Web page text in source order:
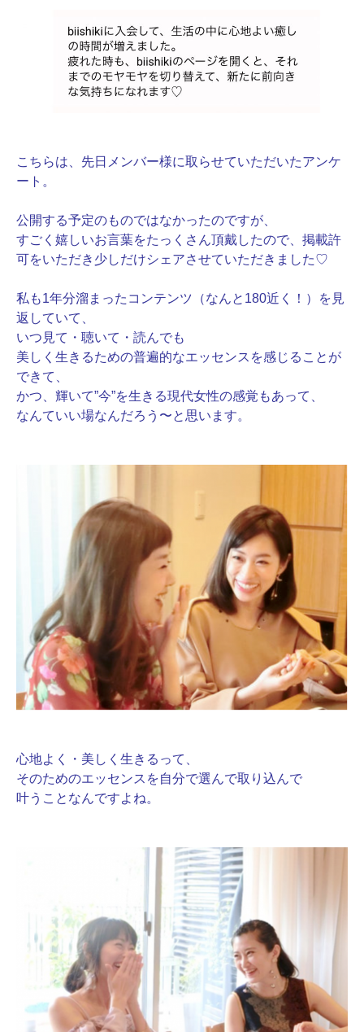
こちらは、先日メンバー様に取らせていただいたアンケ
ート。
公開する予定のものではなかったのですが、
すごく嬉しいお言葉をたっくさん頂戴したので、掲載許
可をいただき少しだけシェアさせていただきました♡
私も1年分溜まったコンテンツ（なんと180近く！）を見
返していて、
いつ見て・聴いて・読んでも
美しく生きるための普遍的なエッセンスを感じることが
できて、
かつ、輝いて”今”を生きる現代女性の感覚もあって、
なんていい場なんだろう〜と思います。
心地よく・美しく生きるって、
そのためのエッセンスを自分で選んで取り込んで
叶うことなんですよね。